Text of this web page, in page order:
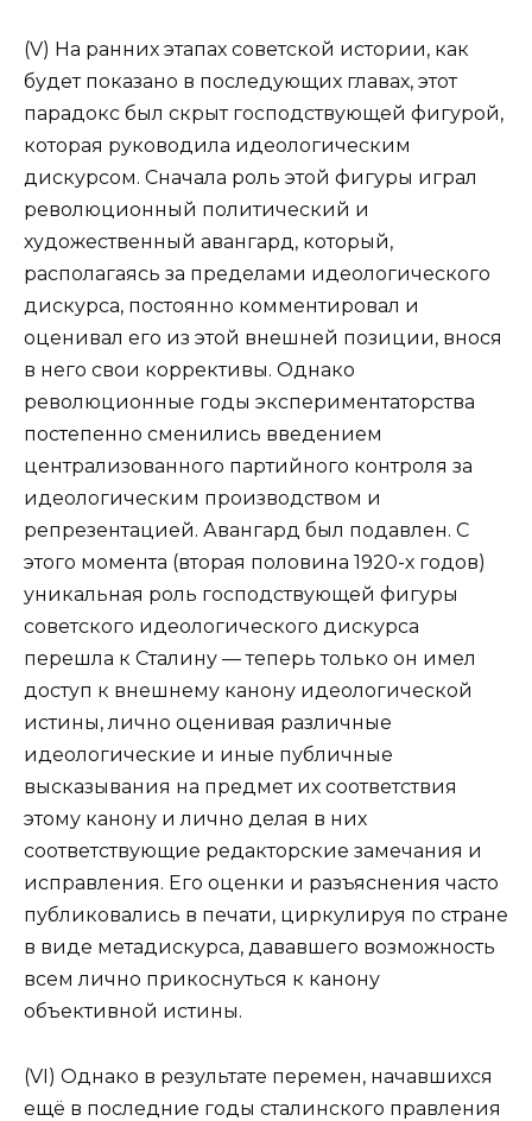
(V) На ранних этапах советской истории, как
будет показано в последующих главах, этот
парадокс был скрыт господствующей фигурой,
которая руководила идеологическим
дискурсом. Сначала роль этой фигуры играл
революционный политический и
художественный авангард, который,
располагаясь за пределами идеологического
дискурса, постоянно комментировал и
оценивал его из этой внешней позиции, внося
в него свои коррективы. Однако
революционные годы экспериментаторства
постепенно сменились введением
централизованного партийного контроля за
идеологическим производством и
репрезентацией. Авангард был подавлен. С
этого момента (вторая половина 1920-х годов)
уникальная роль господствующей фигуры
советского идеологического дискурса
перешла к Сталину — теперь только он имел
доступ к внешнему канону идеологической
истины, лично оценивая различные
идеологические и иные публичные
высказывания на предмет их соответствия
этому канону и лично делая в них
соответствующие редакторские замечания и
исправления. Его оценки и разъяснения часто
публиковались в печати, циркулируя по стране
в виде метадискурса, дававшего возможность
всем лично прикоснуться к канону
объективной истины.
(VI) Однако в результате перемен, начавшихся
ещё в последние годы сталинского правления